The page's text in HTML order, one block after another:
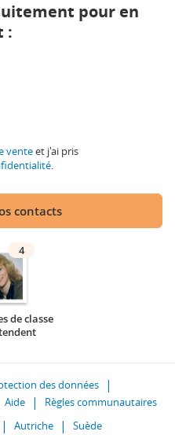
pour en
:
venteet j'ai pris
.
contacts
4
de classe
des données
Aide
Règles communautaires
Autriche Suède